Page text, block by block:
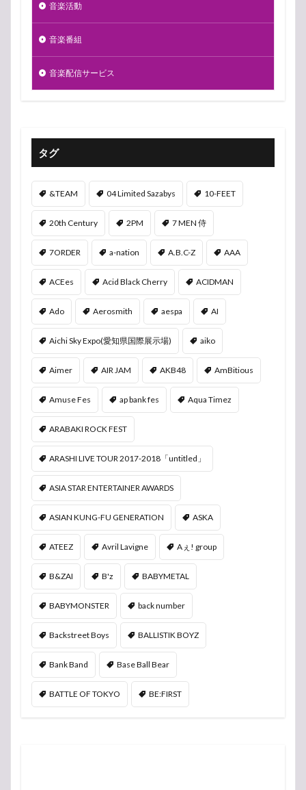
音楽活動
音楽番組
音楽配信サービス
タグ
&TEAM 04 Limited Sazabys 10-FEET
20th Century 2PM 7 MEN 侍
7ORDER a-nation A.B.C-Z AAA
ACEes Acid Black Cherry ACIDMAN
Ado Aerosmith aespa AI
Aichi Sky Expo(愛知県国際展示場) aiko
Aimer AIR JAM AKB48 AmBitious
Amuse Fes ap bank fes Aqua Timez
ARABAKI ROCK FEST
ARASHI LIVE TOUR 2017-2018「untitled」
ASIA STAR ENTERTAINER AWARDS
ASIAN KUNG-FU GENERATION ASKA
ATEEZ Avril Lavigne Aぇ! group
B&ZAI B'z BABYMETAL
BABYMONSTER back number
Backstreet Boys BALLISTIK BOYZ
Bank Band Base Ball Bear
BATTLE OF TOKYO BE:FIRST